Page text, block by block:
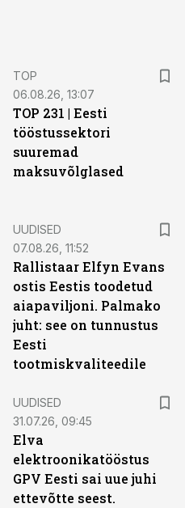
TOP
06.08.26, 13:07
TOP 231 | Eesti
tööstussektori
suuremad
maksuvõlglased
UUDISED
07.08.26, 11:52
Rallistaar Elfyn Evans
ostis Eestis toodetud
aiapaviljoni. Palmako
juht: see on tunnustus
Eesti
tootmiskvaliteedile
UUDISED
31.07.26, 09:45
Elva
elektroonikatööstus
GPV Eesti sai uue juhi
ettevõtte seest.